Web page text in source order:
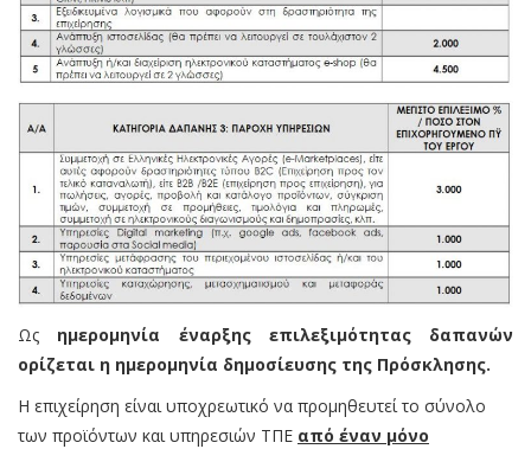
Ως ημερομηνία έναρξης επιλεξιμότητας δαπανών
ορίζεται η ημερομηνία δημοσίευσης της Πρόσκλησης.
Η επιχείρηση είναι υποχρεωτικό να προμηθευτεί το σύνολο
των προϊόντων και υπηρεσιών ΤΠΕ από έναν μόνο